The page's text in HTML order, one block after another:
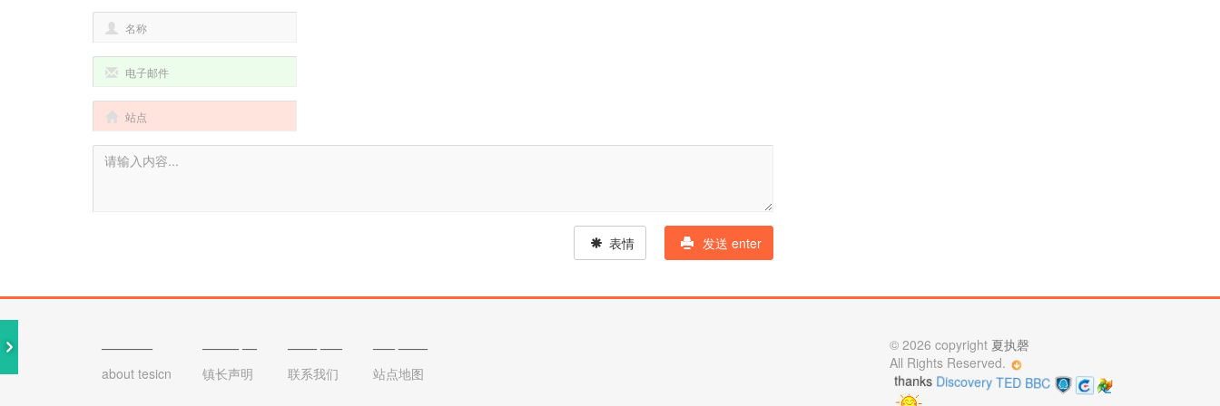
表情 发送 enter
about tesicn 镇长声明 联系我们 站点地图
© 2026 copyright 夏执磬
All Rights Reserved.
thanks Discovery TED BBC